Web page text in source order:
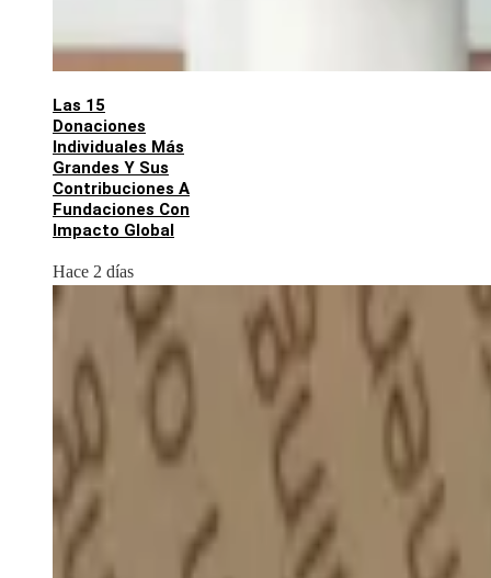
Las 15
Donaciones
Individuales Más
Grandes Y Sus
Contribuciones A
Fundaciones Con
Impacto Global
Hace 2 días